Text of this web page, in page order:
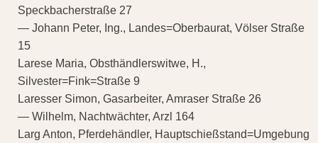
Speckbacherstraße 27
— Johann Peter, Ing., Landes=Oberbaurat, Völser Straße
15
Larese Maria, Obsthändlerswitwe, H.,
Silvester=Fink=Straße 9
Laresser Simon, Gasarbeiter, Amraser Straße 26
— Wilhelm, Nachtwächter, Arzl 164
Larg Anton, Pferdehändler, Hauptschießstand=Umgebung